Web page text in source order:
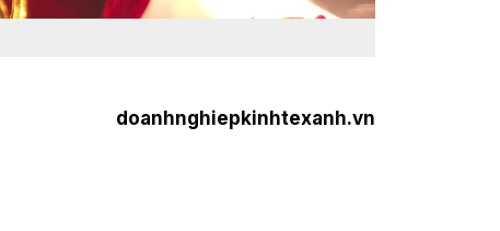
doanhnghiepkinhtexanh.vn